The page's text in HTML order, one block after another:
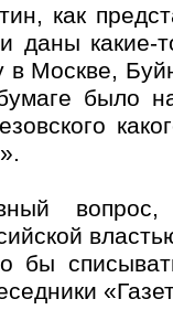
как
даны какие-
в Москве,
было
бы